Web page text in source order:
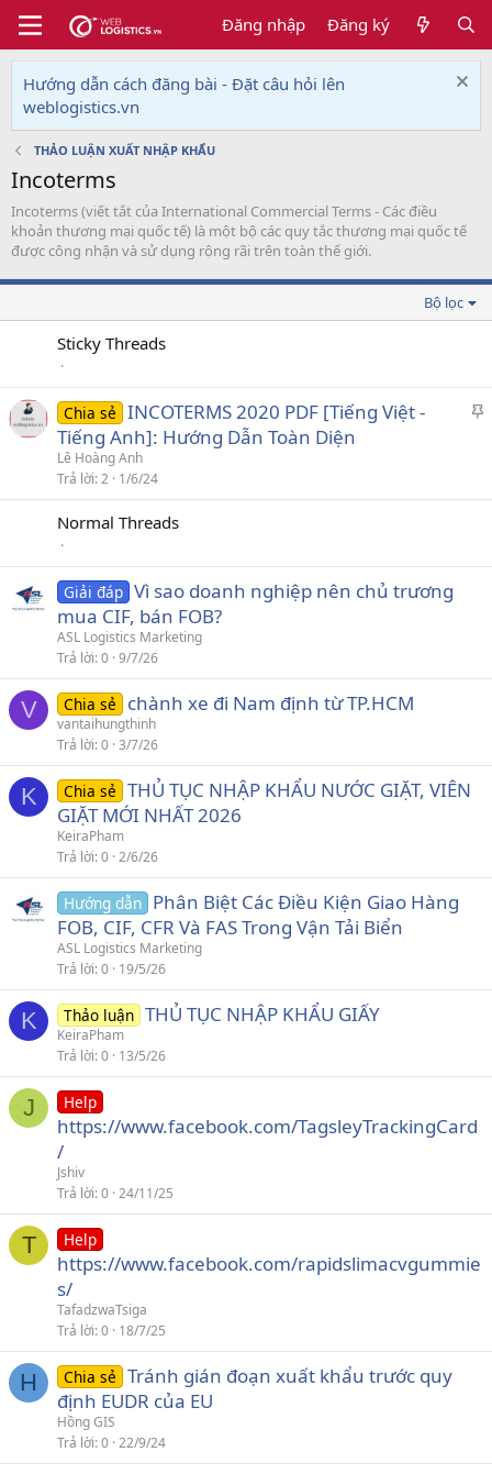
Đăng nhập Đăng ký
Hướng dẫn cách đăng bài - Đặt câu hỏi lên
weblogistics.vn
THẢO LUẬN XUẤT NHẬP KHẨU
Incoterms
Incoterms (viết tắt của International Commercial Terms - Các điều
khoản thương mại quốc tế) là một bộ các quy tắc thương mại quốc tế
được công nhận và sử dụng rộng rãi trên toàn thế giới.
Bộ lọc
Sticky Threads
l
Chia sẻ INCOTERMS 2020 PDF [Tiếng Việt -
Tiếng Anh]: Hướng Dẫn Toàn Diện
Lê Hoàng Anh
Trả lời 2 1/6/24
Normal Threads
Giải đáp Vì sao doanh nghiệp nên chủ trương
mua CIF, bán FOB?
ASL Logistics Marketing
Trả lời 0 9/7/26
V Chia sẻ chành xe đi Nam định từ TP.HCM
vantaihungthinh
Trả lời 0 3/7/26
K Chia sẻ THỦ TỤC NHẬP KHẨU NƯỚC GIẶT, VIÊN
GIẶT MỚI NHẤT 2026
KeiraPham
Trả lời 0 2/6/26
Hướng dẫn Phân Biệt Các Điều Kiện Giao Hàng
FOB, CIF, CFR Và FAS Trong Vận Tải Biển
ASL Logistics Marketing
Trả lời 0 19/5/26
K Thảo luận THỦ TỤC NHẬP KHẨU GIẤY
KeiraPham
Trả lời 0 13/5/26
J Help
https://www.facebook.com/TagsleyTrackingCard
/
Jshiv
Trả lời 0 24/11/25
T Help
https://www.facebook.com/rapidslimacvgummie
s/
TafadzwaTsiga
Trả lời 0 18/7/25
H Chia sẻ Tránh gián đoạn xuất khẩu trước quy
định EUDR của EU
Hồng GIS
Trả lời 0 22/9/24